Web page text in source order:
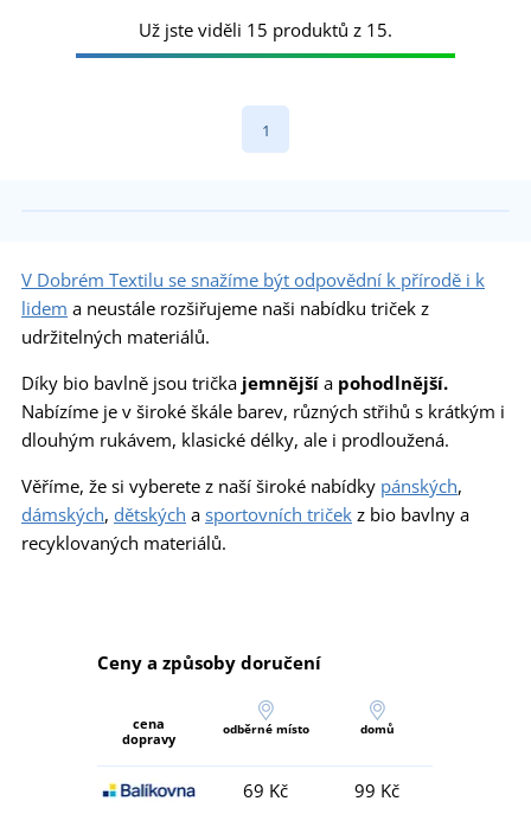
Už jste viděli 15 produktů z 15.
1
V Dobrém Textilu se snažíme být odpovědní k přírodě i k
lidem a neustále rozšiřujeme naši nabídku triček z
udržitelných materiálů.
Díky bio bavlně jsou trička jemnější a pohodlnější.
Nabízíme je v široké škále barev, různých střihů s krátkým i
dlouhým rukávem, klasické délky, ale i prodloužená.
Věříme, že si vyberete z naší široké nabídky pánských,
dámských, dětských a sportovních triček z bio bavlny a
recyklovaných materiálů.
Ceny a způsoby doručení
cena
dopravy
odběrné místo domů
69 Kč 99 Kč